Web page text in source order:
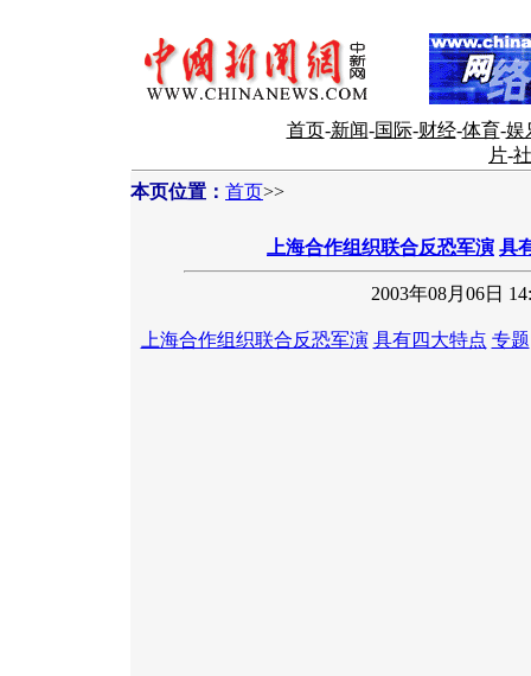
首页-新闻-国际-财经-体育-娱
片-
本页位置： 首页>>
上海合作组织联合反恐军演 具
2003年08月06日
上海合作组织联合反恐军演 具有四大特点 专题